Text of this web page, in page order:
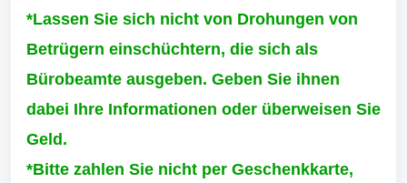
*Lassen Sie sich nicht von Drohungen von
Betrügern einschüchtern, die sich als
Bürobeamte ausgeben. Geben Sie ihnen
dabei Ihre Informationen oder überweisen Sie
Geld.
*Bitte zahlen Sie nicht per Geschenkkarte,